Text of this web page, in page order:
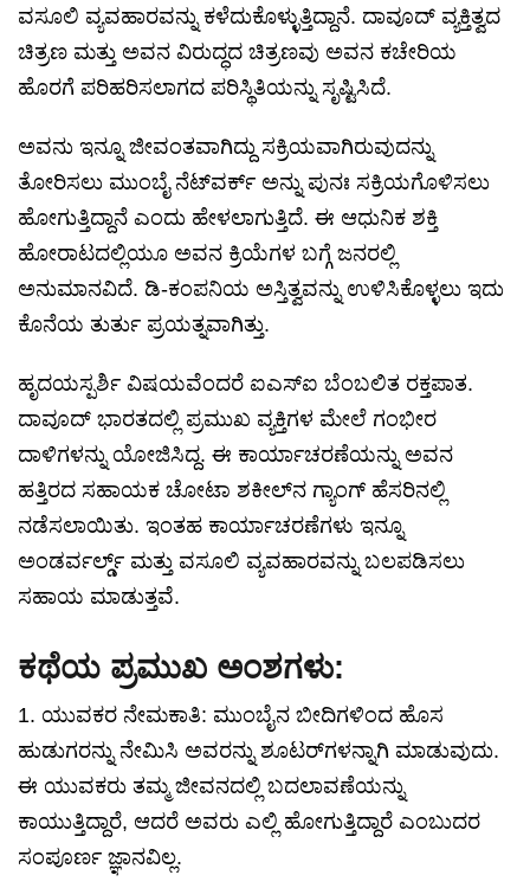
ವಸೂಲಿ ವ್ಯವಹಾರವನ್ನು ಕಳೆದುಕೊಳ್ಳುತ್ತಿದ್ದಾನೆ. ದಾವೂದ್ ವ್ಯಕ್ತಿತ್ವದ
ಚಿತ್ರಣ ಮತ್ತು ಅವನ ವಿರುದ್ಧದ ಚಿತ್ರಣವು ಅವನ ಕಚೇರಿಯ
ಹೊರಗೆ ಪರಿಹರಿಸಲಾಗದ ಪರಿಸ್ಥಿತಿಯನ್ನು ಸೃಷ್ಟಿಸಿದೆ.
ಅವನು ಇನ್ನೂ ಜೀವಂತವಾಗಿದ್ದು ಸಕ್ರಿಯವಾಗಿರುವುದನ್ನು
ತೋರಿಸಲು ಮುಂಬೈ ನೆಟ್‌ವರ್ಕ್ ಅನ್ನು ಪುನಃ ಸಕ್ರಿಯಗೊಳಿಸಲು
ಹೋಗುತ್ತಿದ್ದಾನೆ ಎಂದು ಹೇಳಲಾಗುತ್ತಿದೆ. ಈ ಆಧುನಿಕ ಶಕ್ತಿ
ಹೋರಾಟದಲ್ಲಿಯೂ ಅವನ ಕ್ರಿಯೆಗಳ ಬಗ್ಗೆ ಜನರಲ್ಲಿ
ಅನುಮಾನವಿದೆ. ಡಿ-ಕಂಪನಿಯ ಅಸ್ತಿತ್ವವನ್ನು ಉಳಿಸಿಕೊಳ್ಳಲು ಇದು
ಕೊನೆಯ ತುರ್ತು ಪ್ರಯತ್ನವಾಗಿತ್ತು.
ಹೃದಯಸ್ಪರ್ಶಿ ವಿಷಯವೆಂದರೆ ಐಎಸ್‌ಐ ಬೆಂಬಲಿತ ರಕ್ತಪಾತ.
ದಾವೂದ್ ಭಾರತದಲ್ಲಿ ಪ್ರಮುಖ ವ್ಯಕ್ತಿಗಳ ಮೇಲೆ ಗಂಭೀರ
ದಾಳಿಗಳನ್ನು ಯೋಜಿಸಿದ್ದ. ಈ ಕಾರ್ಯಾಚರಣೆಯನ್ನು ಅವನ
ಹತ್ತಿರದ ಸಹಾಯಕ ಚೋಟಾ ಶಕೀಲ್‌ನ ಗ್ಯಾಂಗ್ ಹೆಸರಿನಲ್ಲಿ
ನಡೆಸಲಾಯಿತು. ಇಂತಹ ಕಾರ್ಯಾಚರಣೆಗಳು ಇನ್ನೂ
ಅಂಡರ್ವರ್ಲ್ಡ್ ಮತ್ತು ವಸೂಲಿ ವ್ಯವಹಾರವನ್ನು ಬಲಪಡಿಸಲು
ಸಹಾಯ ಮಾಡುತ್ತವೆ.
ಕಥೆಯ ಪ್ರಮುಖ ಅಂಶಗಳು:
1. ಯುವಕರ ನೇಮಕಾತಿ: ಮುಂಬೈನ ಬೀದಿಗಳಿಂದ ಹೊಸ
ಹುಡುಗರನ್ನು ನೇಮಿಸಿ ಅವರನ್ನು ಶೂಟರ್‌ಗಳನ್ನಾಗಿ ಮಾಡುವುದು.
ಈ ಯುವಕರು ತಮ್ಮ ಜೀವನದಲ್ಲಿ ಬದಲಾವಣೆಯನ್ನು
ಕಾಯುತ್ತಿದ್ದಾರೆ, ಆದರೆ ಅವರು ಎಲ್ಲಿ ಹೋಗುತ್ತಿದ್ದಾರೆ ಎಂಬುದರ
ಸಂಪೂರ್ಣ ಜ್ಞಾನವಿಲ್ಲ.